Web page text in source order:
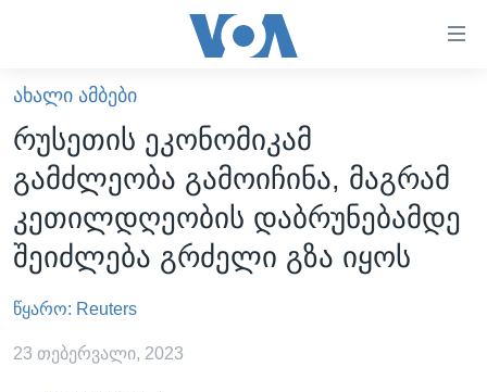
ხელმისაწვდომობისთვის
გადადით
მთავარზე
გადადით
მთავარ
ნავიგაციაზე
გადადით
ძიებაზე
ᲐᲮᲐᲚᲘ ᲐᲛᲑᲔᲑᲘ
ᲡᲐᲥᲐᲠᲗᲕᲔᲚᲝ
ᲐᲨᲨ
ᲐᲨᲨ-ᲘᲡ ᲐᲠᲩᲔᲕᲜᲔᲑᲘ 2024
ᲛᲡᲝᲤᲚᲘᲝ
ᲕᲘᲓᲔᲝᲔᲑᲘ
ᲐᲮᲐᲚᲘ ᲐᲛᲑᲔᲑᲘ
რუსეთის ეკონომიკამ
გამძლეობა გამოიჩინა, მაგრამ
კეთილდღეობის დაბრუნებამდე
შეიძლება გრძელი გზა იყოს
წყარო: Reuters
23 თებერვალი, 2023